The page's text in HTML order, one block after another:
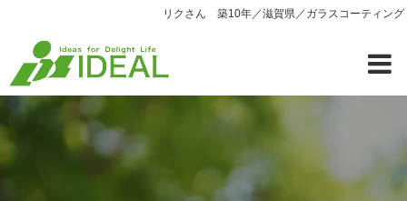
リクさん 築10年／滋賀県／ガラスコーティング